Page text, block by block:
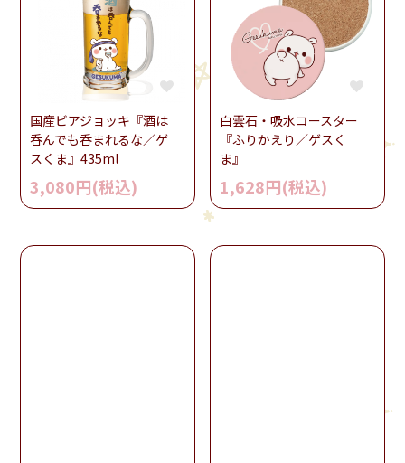
国産ビアジョッキ『酒は
呑んでも呑まれるな／ゲ
スくま』435ml
3,080円(税込)
白雲石・吸水コースター
『ふりかえり／ゲスく
ま』
1,628円(税込)